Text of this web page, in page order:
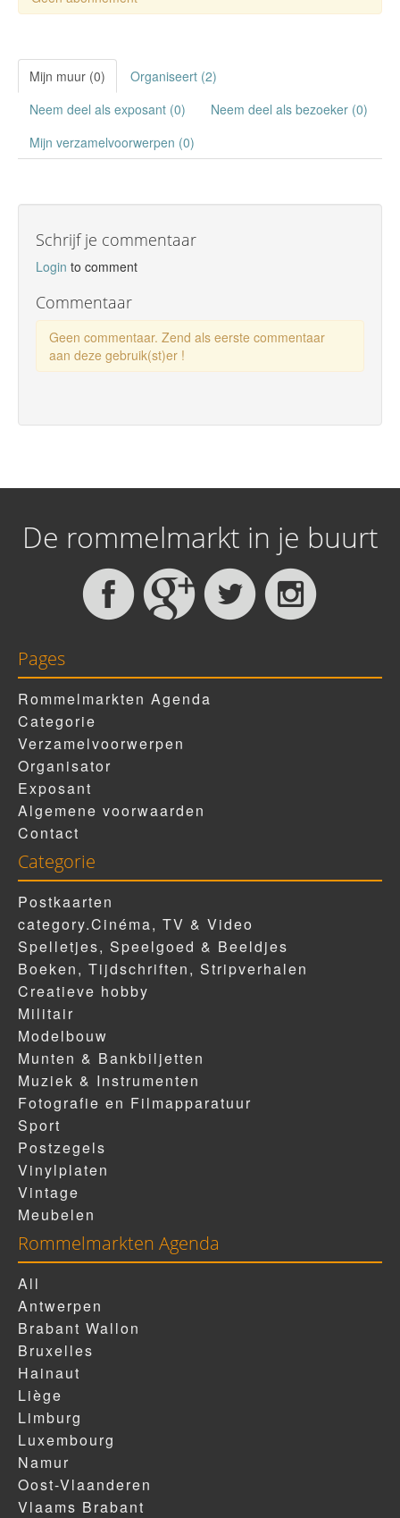
Mijn muur (0)
Organiseert (2)
Neem deel als exposant (0)
Neem deel als bezoeker (0)
Mijn verzamelvoorwerpen (0)
Schrijf je commentaar
Login to comment
Commentaar
Geen commentaar. Zend als eerste commentaar
aan deze gebruik(st)er !
De rommelmarkt in je buurt
Pages
Rommelmarkten Agenda
Categorie
Verzamelvoorwerpen
Organisator
Exposant
Algemene voorwaarden
Contact
Categorie
Postkaarten
category.Cinéma, TV & Video
Spelletjes, Speelgoed & Beeldjes
Boeken, Tijdschriften, Stripverhalen
Creatieve hobby
Militair
Modelbouw
Munten & Bankbiljetten
Muziek & Instrumenten
Fotografie en Filmapparatuur
Sport
Postzegels
Vinylplaten
Vintage
Meubelen
Rommelmarkten Agenda
All
Antwerpen
Brabant Wallon
Bruxelles
Hainaut
Liège
Limburg
Luxembourg
Namur
Oost-Vlaanderen
Vlaams Brabant